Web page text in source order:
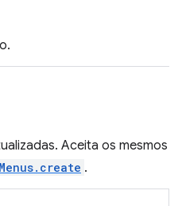
Aceita os mesmos
.